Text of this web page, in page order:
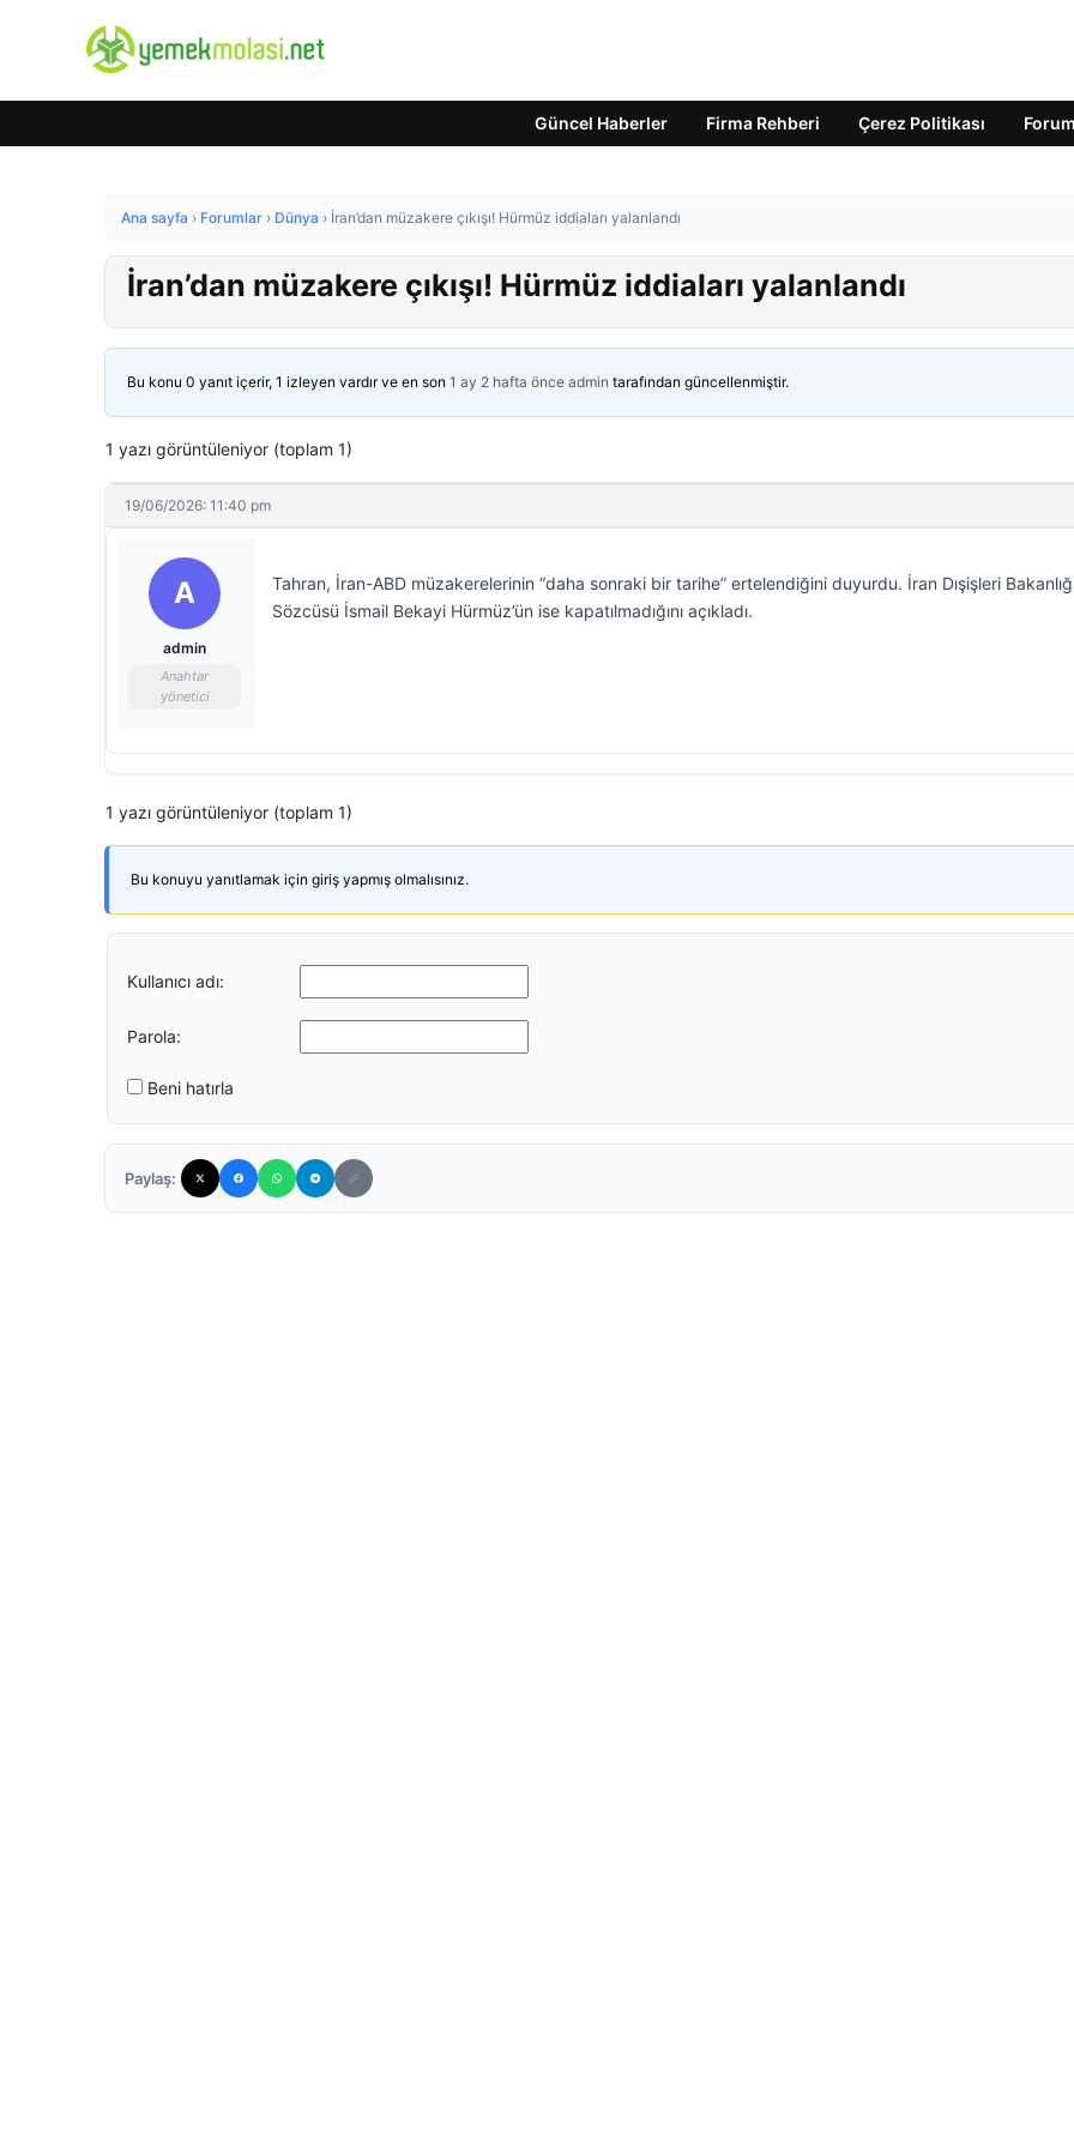
Güncel Haberler Firma Rehberi Çerez Politikası Forum
Ana sayfa › Forumlar › Dünya › İran’dan müzakere çıkışı! Hürmüz iddiaları yalanlandı
İran’dan müzakere çıkışı! Hürmüz iddiaları yalanlandı
Bu konu 0 yanıt içerir, 1 izleyen vardır ve en son 1 ay 2 hafta önce admin tarafından güncellenmiştir.
1 yazı görüntüleniyor (toplam 1)
19/06/2026: 11:40 pm
A
admin
Anahtar
yönetici
Tahran, İran-ABD müzakerelerinin “daha sonraki bir tarihe” ertelendiğini duyurdu. İran Dışişleri
Sözcüsü İsmail Bekayi Hürmüz’ün ise kapatılmadığını açıkladı.
1 yazı görüntüleniyor (toplam 1)
Bu konuyu yanıtlamak için giriş yapmış olmalısınız.
Kullanıcı adı:
Parola:
Beni hatırla
Paylaş: